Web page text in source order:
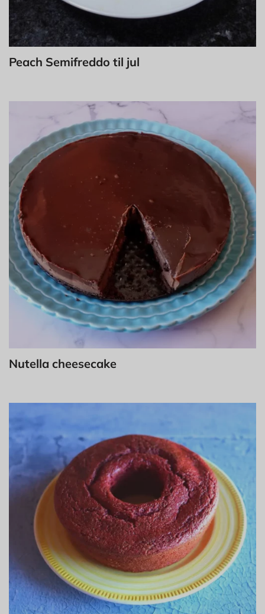
Peach Semifreddo til jul
Nutella cheesecake